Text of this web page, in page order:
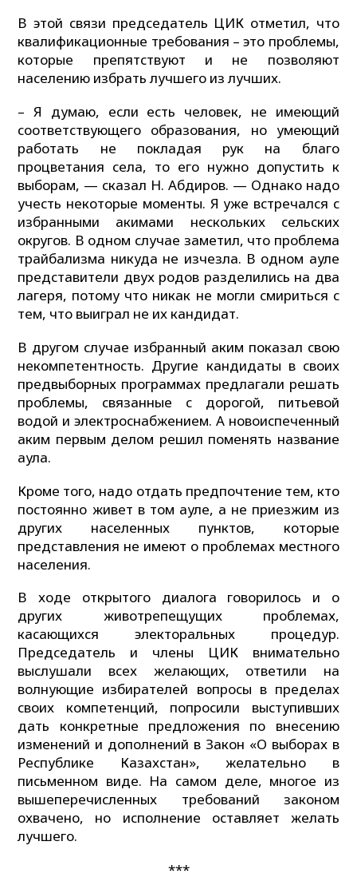
В этой связи председатель ЦИК отметил, что
квалификационные требования – это проблемы,
которые препятствуют и не позволяют
населению избрать лучшего из лучших.
– Я думаю, если есть человек, не имеющий
соответствующего образования, но умеющий
работать не покладая рук на благо
процветания села, то его нужно допустить к
выборам, — сказал Н. Абдиров. — Однако надо
учесть некоторые моменты. Я уже встречался с
избранными акимами нескольких сельских
округов. В одном случае заметил, что проблема
трайбализма никуда не изчезла. В одном ауле
представители двух родов разделились на два
лагеря, потому что никак не могли смириться с
тем, что выиграл не их кандидат.
В другом случае избранный аким показал свою
некомпетентность. Другие кандидаты в своих
предвыборных программах предлагали решать
проблемы, связанные с дорогой, питьевой
водой и электроснабжением. А новоиспеченный
аким первым делом решил поменять название
аула.
Кроме того, надо отдать предпочтение тем, кто
постоянно живет в том ауле, а не приезжим из
других населенных пунктов, которые
представления не имеют о проблемах местного
населения.
В ходе открытого диалога говорилось и о
других животрепещущих проблемах,
касающихся электоральных процедур.
Председатель и члены ЦИК внимательно
выслушали всех желающих, ответили на
волнующие избирателей вопросы в пределах
своих компетенций, попросили выступивших
дать конкретные предложения по внесению
изменений и дополнений в Закон «О выборах в
Республике Казахстан», желательно в
письменном виде. На самом деле, многое из
вышеперечисленных требований законом
охвачено, но исполнение оставляет желать
лучшего.
***